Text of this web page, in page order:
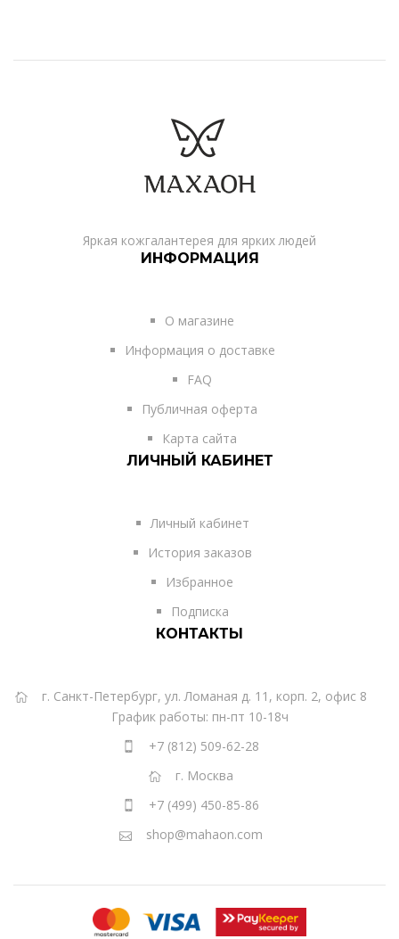
Яркая кожгалантерея для ярких людей
ИНФОРМАЦИЯ
О магазине
Информация о доставке
FAQ
Публичная оферта
Карта сайта
ЛИЧНЫЙ КАБИНЕТ
Личный кабинет
История заказов
Избранное
Подписка
КОНТАКТЫ
г. Санкт-Петербург, ул. Ломаная д. 11, корп. 2, офис 8
График работы: пн-пт 10-18ч
+7 (812) 509-62-28
г. Москва
+7 (499) 450-85-86
shop@mahaon.com